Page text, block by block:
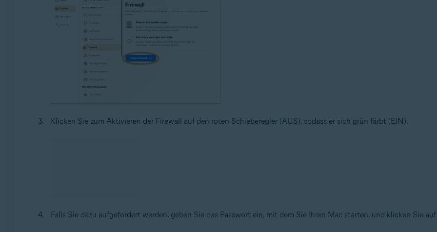
Klicken Sie zum Aktivieren der Firewall auf den roten Schieberegler (AUS), sodass er sich grün färbt (EIN).
Falls Sie dazu aufgefordert werden, geben Sie das Passwort ein, mit dem Sie Ihren Mac starten, und klicken Sie auf